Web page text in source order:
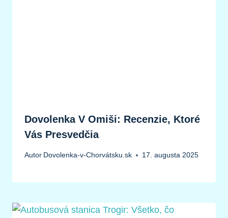
Dovolenka V Omiši: Recenzie, Ktoré
Vás Presvedčia
Autor Dovolenka-v-Chorvátsku.sk 17. augusta 2025